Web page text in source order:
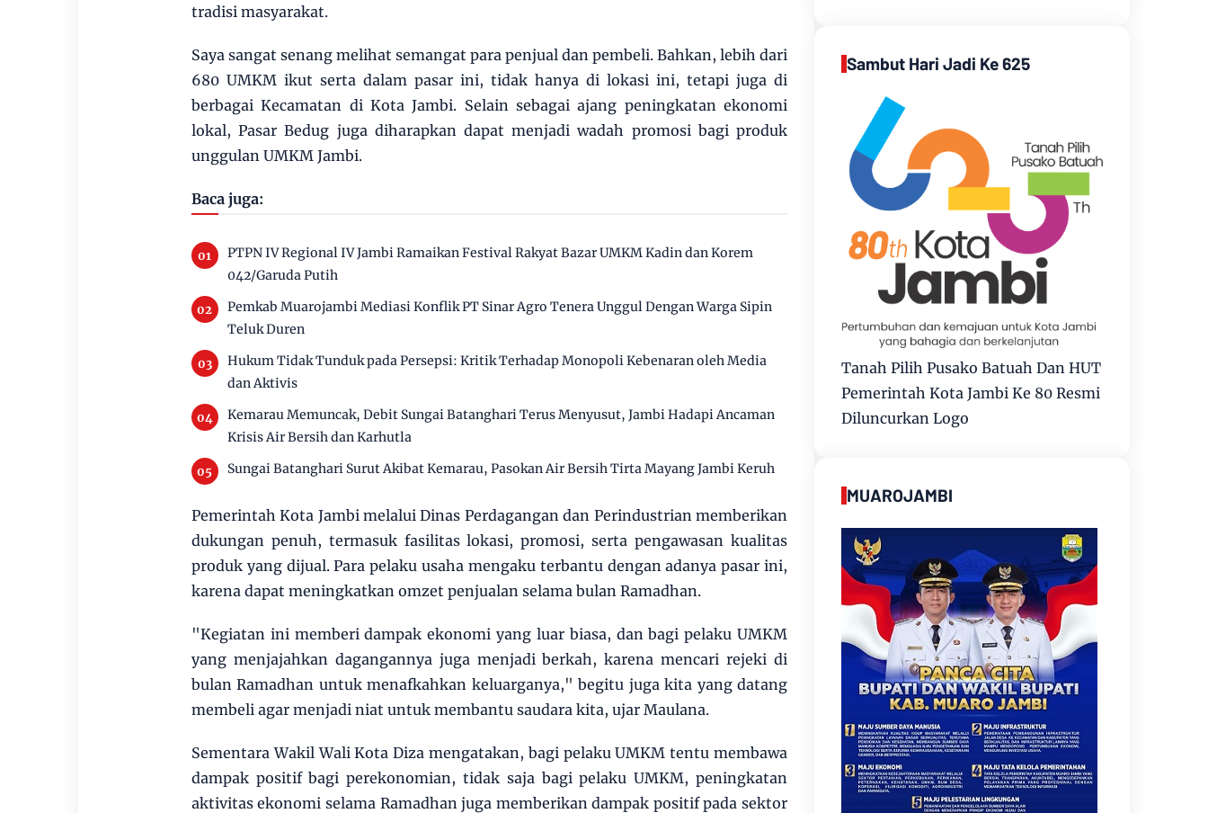
tradisi masyarakat.
Saya sangat senang melihat semangat para penjual dan pembeli. Bahkan, lebih dari
680 UMKM ikut serta dalam pasar ini, tidak hanya di lokasi ini, tetapi juga di
berbagai Kecamatan di Kota Jambi. Selain sebagai ajang peningkatan ekonomi
lokal, Pasar Bedug juga diharapkan dapat menjadi wadah promosi bagi produk
unggulan UMKM Jambi.
Baca juga:
PTPN IV Regional IV Jambi Ramaikan Festival Rakyat Bazar UMKM Kadin dan Korem
042/Garuda Putih
Pemkab Muarojambi Mediasi Konflik PT Sinar Agro Tenera Unggul Dengan Warga Sipin
Teluk Duren
Hukum Tidak Tunduk pada Persepsi: Kritik Terhadap Monopoli Kebenaran oleh Media
dan Aktivis
Kemarau Memuncak, Debit Sungai Batanghari Terus Menyusut, Jambi Hadapi Ancaman
Krisis Air Bersih dan Karhutla
Sungai Batanghari Surut Akibat Kemarau, Pasokan Air Bersih Tirta Mayang Jambi Keruh
Pemerintah Kota Jambi melalui Dinas Perdagangan dan Perindustrian memberikan
dukungan penuh, termasuk fasilitas lokasi, promosi, serta pengawasan kualitas
produk yang dijual. Para pelaku usaha mengaku terbantu dengan adanya pasar ini,
karena dapat meningkatkan omzet penjualan selama bulan Ramadhan.
"Kegiatan ini memberi dampak ekonomi yang luar biasa, dan bagi pelaku UMKM
yang menjajahkan dagangannya juga menjadi berkah, karena mencari rejeki di
bulan Ramadhan untuk menafkahkan keluarganya," begitu juga kita yang datang
membeli agar menjadi niat untuk membantu saudara kita, ujar Maulana.
Sementara Wakil Wali Kota Diza mengatakan, bagi pelaku UMKM tentu membawa
dampak positif bagi perekonomian, tidak saja bagi pelaku UMKM, peningkatan
aktivitas ekonomi selama Ramadhan juga memberikan dampak positif pada sektor
Sambut Hari Jadi Ke 625
Tanah Pilih Pusako Batuah Dan HUT
Pemerintah Kota Jambi Ke 80 Resmi
Diluncurkan Logo
MUAROJAMBI